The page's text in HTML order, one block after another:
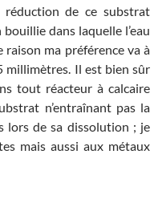
de ce substrat
dans laquelle l’eau
ma préférence va à
Il est bien sûr
tout réacteur à calcaire
n’entraînant pas la
lors de sa dissolution ; je
mais aussi aux métaux